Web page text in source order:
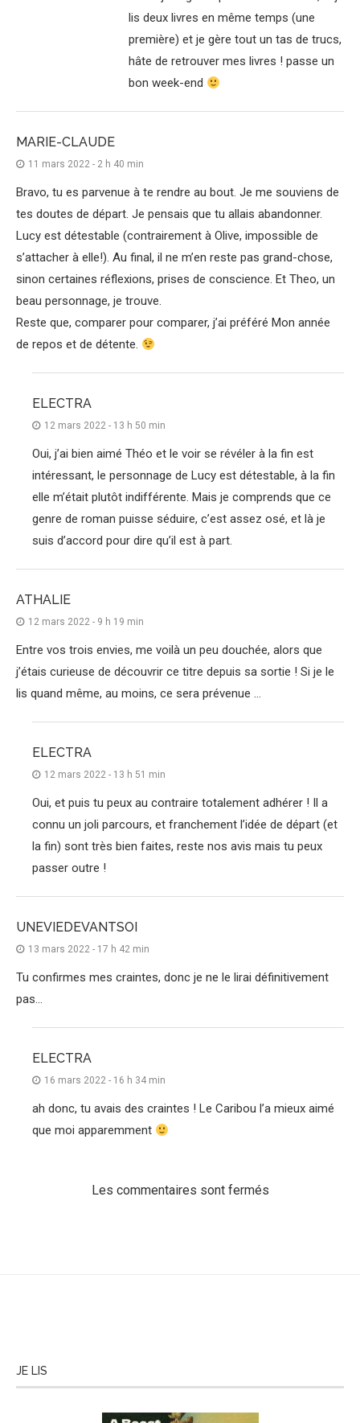
lis deux livres en même temps (une
première) et je gère tout un tas de trucs,
hâte de retrouver mes livres ! passe un
bon week-end
MARIE-CLAUDE
11 mars 2022 - 2 h 40 min
Bravo, tu es parvenue à te rendre au bout. Je me souviens de
tes doutes de départ. Je pensais que tu allais abandonner.
Lucy est détestable (contrairement à Olive, impossible de
s’attacher à elle!). Au final, il ne m’en reste pas grand-chose,
sinon certaines réflexions, prises de conscience. Et Theo, un
beau personnage, je trouve.
Reste que, comparer pour comparer, j’ai préféré Mon année
de repos et de détente.
ELECTRA
12 mars 2022 - 13 h 50 min
Oui, j’ai bien aimé Théo et le voir se révéler à la fin est
intéressant, le personnage de Lucy est détestable, à la fin
elle m’était plutôt indifférente. Mais je comprends que ce
genre de roman puisse séduire, c’est assez osé, et là je
suis d’accord pour dire qu’il est à part.
ATHALIE
12 mars 2022 - 9 h 19 min
Entre vos trois envies, me voilà un peu douchée, alors que
j’étais curieuse de découvrir ce titre depuis sa sortie ! Si je le
lis quand même, au moins, ce sera prévenue …
ELECTRA
12 mars 2022 - 13 h 51 min
Oui, et puis tu peux au contraire totalement adhérer ! Il a
connu un joli parcours, et franchement l’idée de départ (et
la fin) sont très bien faites, reste nos avis mais tu peux
passer outre !
UNEVIEDEVANTSOI
13 mars 2022 - 17 h 42 min
Tu confirmes mes craintes, donc je ne le lirai définitivement
pas…
ELECTRA
16 mars 2022 - 16 h 34 min
ah donc, tu avais des craintes ! Le Caribou l’a mieux aimé
que moi apparemment
Les commentaires sont fermés
JE LIS